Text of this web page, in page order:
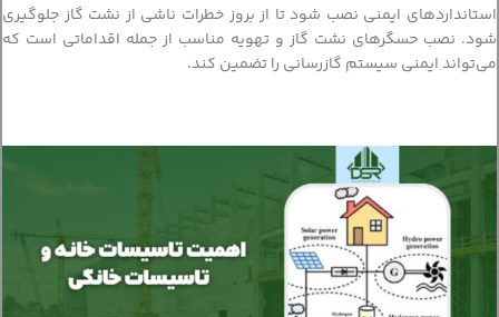
استانداردهای ایمنی نصب شود تا از بروز خطرات ناشی از نشت گاز جلوگیری
شود. نصب حسگرهای نشت گاز و تهویه مناسب از جمله اقداماتی است که
می‌تواند ایمنی سیستم گازرسانی را تضمین کند.